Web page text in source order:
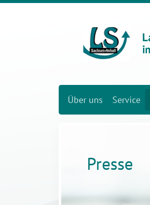
Über uns Service
Presse